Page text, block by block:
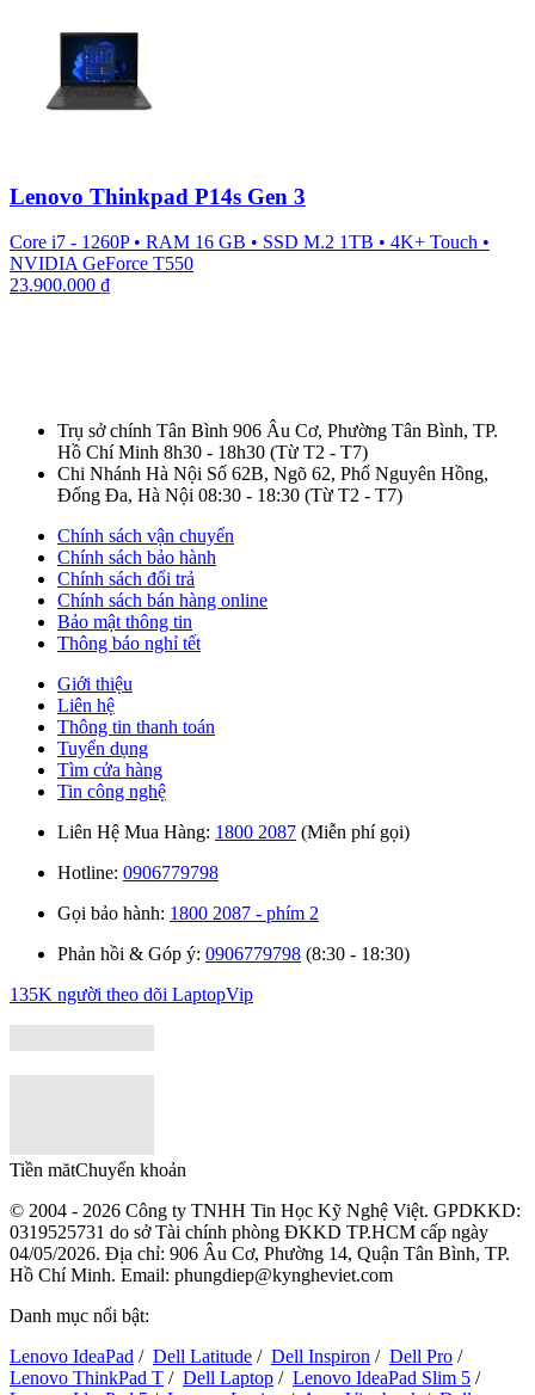
Lenovo Thinkpad P14s Gen 3
Core i7 - 1260P • RAM 16 GB • SSD M.2 1TB • 4K+ Touch •
NVIDIA GeForce T550
23.900.000 ₫
Trụ sở chính Tân Bình 906 Âu Cơ, Phường Tân Bình, TP.
Hồ Chí Minh 8h30 - 18h30 (Từ T2 - T7)
Chi Nhánh Hà Nội Số 62B, Ngõ 62, Phố Nguyên Hồng,
Đống Đa, Hà Nội 08:30 - 18:30 (Từ T2 - T7)
Chính sách vận chuyển
Chính sách bảo hành
Chính sách đổi trả
Chính sách bán hàng online
Bảo mật thông tin
Thông báo nghỉ tết
Giới thiệu
Liên hệ
Thông tin thanh toán
Tuyển dụng
Tìm cửa hàng
Tin công nghệ
Liên Hệ Mua Hàng: 1800 2087 (Miễn phí gọi)
Hotline: 0906779798
Gọi bảo hành: 1800 2087 - phím 2
Phản hồi & Góp ý: 0906779798 (8:30 - 18:30)
135K người theo dõi LaptopVip
Tiền mătChuyển khoản
© 2004 - 2026 Công ty TNHH Tin Học Kỹ Nghệ Việt. GPDKKD:
0319525731 do sở Tài chính phòng ĐKKD TP.HCM cấp ngày
04/05/2026. Địa chỉ: 906 Âu Cơ, Phường 14, Quận Tân Bình, TP.
Hồ Chí Minh. Email: phungdiep@kyngheviet.com
Danh mục nổi bật:
Lenovo IdeaPad / Dell Latitude / Dell Inspiron / Dell Pro /
Lenovo ThinkPad T / Dell Laptop / Lenovo IdeaPad Slim 5 /